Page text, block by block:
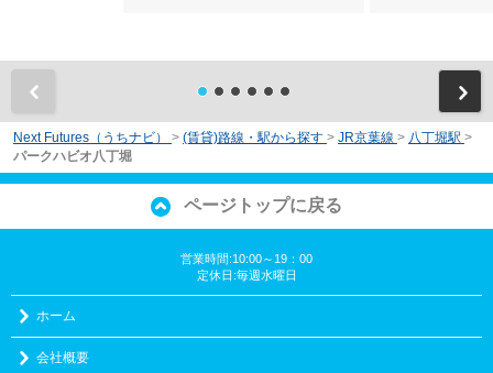
Next Futures（うちナビ） > (賃貸)路線・駅から探す > JR京葉線 > 八丁堀駅 >
パークハビオ八丁堀
ページトップに戻る
営業時間:10:00～19：00
定休日:毎週水曜日
ホーム
会社概要